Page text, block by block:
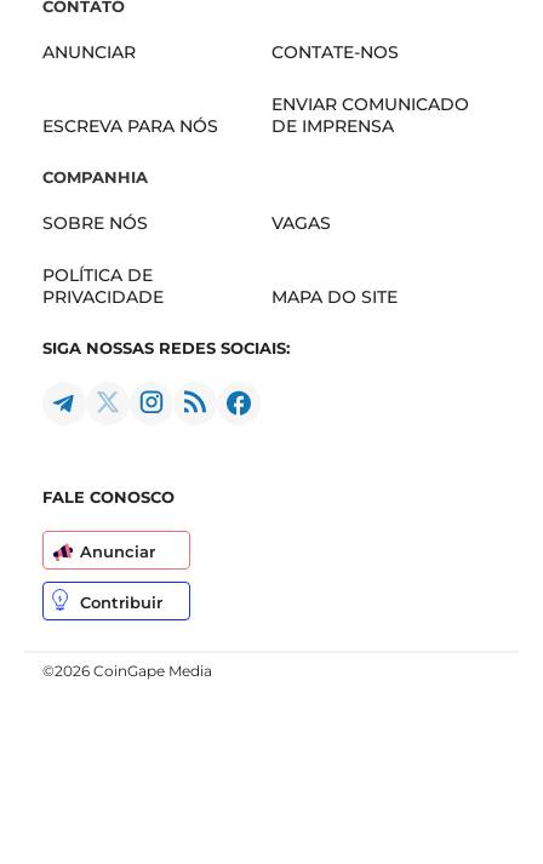
CONTATO
ANUNCIAR CONTATE-NOS
ESCREVA PARA NÓS
ENVIAR COMUNICADO
DE IMPRENSA
COMPANHIA
SOBRE NÓS VAGAS
POLÍTICA DE
PRIVACIDADE
MAPA DO SITE
SIGA NOSSAS REDES SOCIAIS:
FALE CONOSCO
Anunciar
Contribuir
©2026 CoinGape Media